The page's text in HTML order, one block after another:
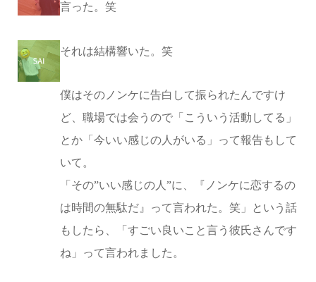
言った。笑
それは結構響いた。笑
僕はそのノンケに告白して振られたんですけ
ど、職場では会うので「こういう活動してる」
とか「今いい感じの人がいる」って報告もして
いて。
「その”いい感じの人”に、『ノンケに恋するの
は時間の無駄だ』って言われた。笑」という話
もしたら、「すごい良いこと言う彼氏さんです
ね」って言われました。